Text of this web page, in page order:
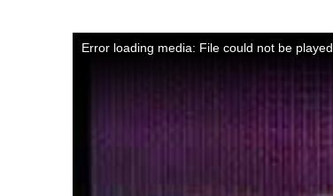
Error loading media: File could not be played